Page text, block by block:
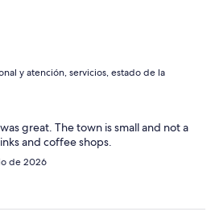
y atención, servicios, estado de la
great. The town is small and not a
and coffee shops.
de 2026